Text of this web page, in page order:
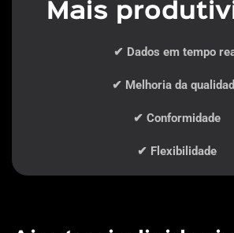
Mais
✔ Dados em tempo
✔ Melhoria da
✔ Conformidade
✔ Flexibilidade